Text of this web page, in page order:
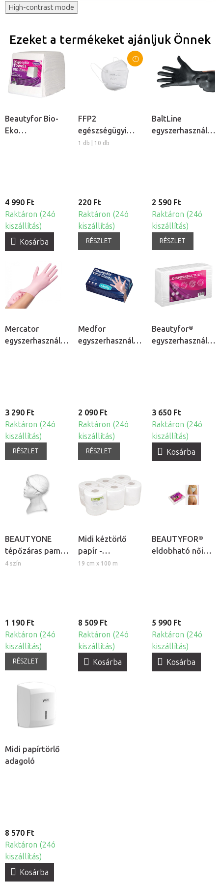
High-contrast mode
Ezeket a termékeket ajánljuk Önnek
Beautyfor Bio-
Eko
4 990 Ft
Raktáron (24ó
kiszállítás)
Kosárba
FFP2
egészségügyi
védőmaszk
1 db | 10 db
220 Ft
Raktáron (24ó
kiszállítás)
RÉSZLET
BaltLine
2 590 Ft
Raktáron (24ó
kiszállítás)
RÉSZLET
Mercator
egyszerhasználatos
3 290 Ft
Raktáron (24ó
kiszállítás)
RÉSZLET
Medfor
egyszerhasználatos
2 090 Ft
Raktáron (24ó
kiszállítás)
RÉSZLET
Beautyfor®
3 650 Ft
Raktáron (24ó
kiszállítás)
Kosárba
BEAUTYONE
tépőzáras pamut
kozmetikai
4 szín
1 190 Ft
Raktáron (24ó
kiszállítás)
RÉSZLET
Midi kéztörlő
papír -
kétrétegű, 6db
19 cm x 100 m
8 509 Ft
Raktáron (24ó
kiszállítás)
Kosárba
BEAUTYFOR®
eldobható női
5 990 Ft
Raktáron (24ó
kiszállítás)
Kosárba
Midi papírtörlő
adagoló
8 570 Ft
Raktáron (24ó
kiszállítás)
Kosárba